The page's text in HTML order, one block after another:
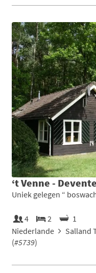
‘t Venne -
Uniek gelegen “
4 2
1
Niederlande
Salland
(#5739)